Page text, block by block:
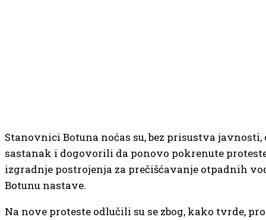
Stanovnici Botuna noćas su, bez prisustva
sastanak i dogovorili da ponovo pokrenute
izgradnje postrojenja za prečišćavanje otpadnih
Botunu nastave.
Na nove proteste odlučili su se zbog, kako tvrde,